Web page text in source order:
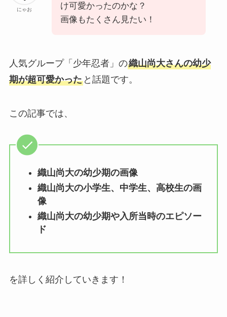
にゃお
け可愛かったのかな？
画像もたくさん見たい！
人気グループ「少年忍者」の織山尚大さんの幼少
期が超可愛かったと話題です。
この記事では、
織山尚大の幼少期の画像
織山尚大の小学生、中学生、高校生の画
像
織山尚大の幼少期や入所当時のエピソー
ド
を詳しく紹介していきます！